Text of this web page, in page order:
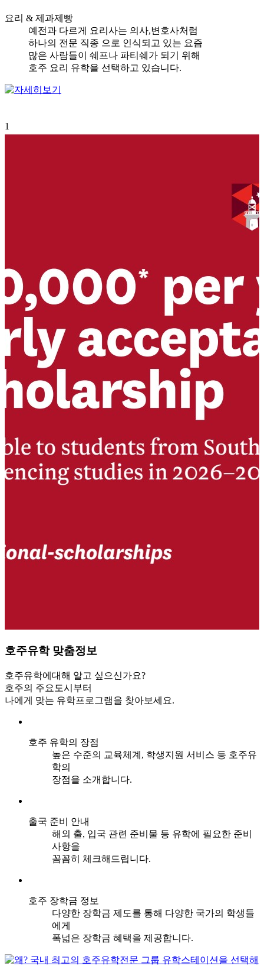
요리 & 제과제빵
예전과 다르게 요리사는 의사,변호사처럼
하나의 전문 직종 으로 인식되고 있는 요즘
많은 사람들이 쉐프나 파티쉐가 되기 위해
호주 요리 유학을 선택하고 있습니다.
1
호주유학 맞춤정보
호주유학에대해 알고 싶으신가요?
호주의 주요도시부터
나에게 맞는 유학프로그램을 찾아보세요.
호주 유학의 장점
높은 수준의 교육체계, 학생지원 서비스 등 호주유
학의
장점을 소개합니다.
출국 준비 안내
해외 출, 입국 관련 준비물 등 유학에 필요한 준비
사항을
꼼꼼히 체크해드립니다.
호주 장학금 정보
다양한 장학금 제도를 통해 다양한 국가의 학생들
에게
폭넓은 장학금 혜택을 제공합니다.